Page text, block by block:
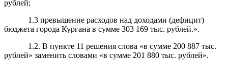
рублей;
1.3 превышение расходов над доходами (дефицит)
бюджета города Кургана в сумме 303 169 тыс. рублей.».
1.2. В пункте 11 решения слова «в сумме 200 887 тыс.
рублей» заменить словами «в сумме 201 880 тыс. рублей».